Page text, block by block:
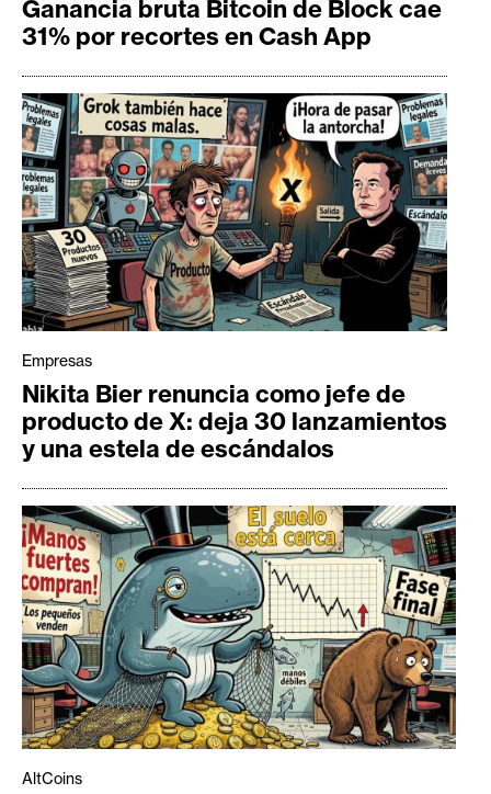
Ganancia bruta Bitcoin de Block cae
31% por recortes en Cash App
Empresas
Nikita Bier renuncia como jefe de
producto de X: deja 30 lanzamientos
y una estela de escándalos
AltCoins